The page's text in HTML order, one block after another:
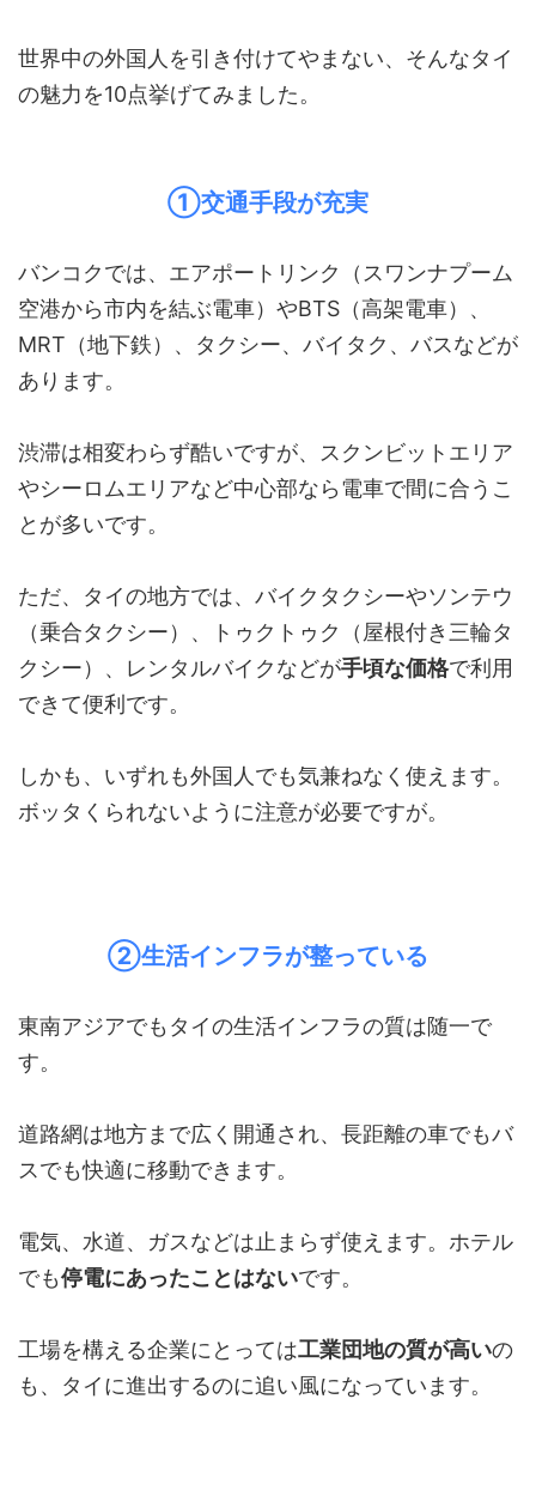
世界中の外国人を引き付けてやまない、そんなタイ
の魅力を10点挙げてみました。
①交通手段が充実
バンコクでは、エアポートリンク（スワンナプーム
空港から市内を結ぶ電車）やBTS（高架電車）、
MRT（地下鉄）、タクシー、バイタク、バスなどが
あります。
渋滞は相変わらず酷いですが、スクンビットエリア
やシーロムエリアなど中心部なら電車で間に合うこ
とが多いです。
ただ、タイの地方では、バイクタクシーやソンテウ
（乗合タクシー）、トゥクトゥク（屋根付き三輪タ
クシー）、レンタルバイクなどが手頃な価格で利用
できて便利です。
しかも、いずれも外国人でも気兼ねなく使えます。
ボッタくられないように注意が必要ですが。
②生活インフラが整っている
東南アジアでもタイの生活インフラの質は随一で
す。
道路網は地方まで広く開通され、長距離の車でもバ
スでも快適に移動できます。
電気、水道、ガスなどは止まらず使えます。ホテル
でも停電にあったことはないです。
工場を構える企業にとっては工業団地の質が高いの
も、タイに進出するのに追い風になっています。